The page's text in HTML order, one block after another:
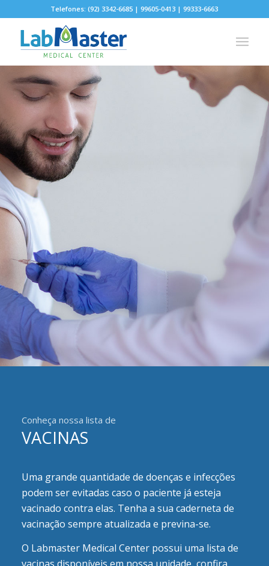
Telefones: (92) 3342-6685 | 99605-0413 | 99333-6663
Conheça nossa lista de
VACINAS
Uma grande quantidade de doenças e infecções
podem ser evitadas caso o paciente já esteja
vacinado contra elas. Tenha a sua caderneta de
vacinação sempre atualizada e previna-se.
O Labmaster Medical Center possui uma lista de